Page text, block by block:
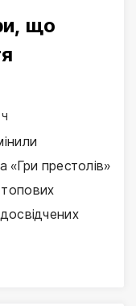
що
«Гри престолів»